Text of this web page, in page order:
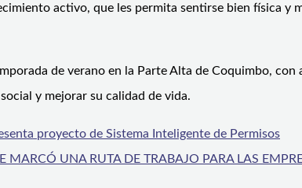
activo, que les permita sentirse bien física y
de verano en la Parte Alta de Coquimbo,
y mejorar su calidad de vida.
proyecto de Sistema Inteligente de Permisos
MARCÓ UNA RUTA DE TRABAJO PARA LAS